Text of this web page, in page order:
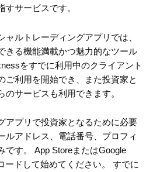
サービスです。
ルトレーディングアプリでは、
きる機能満載かつ魅力的なツール
をすでに利用中のクライアント
ご利用を開始でき、また投資家と
サービスも利用できます。
アプリで投資家となるために必要
ルアドレス、電話番号、プロフィ
です。 App StoreまたはGoogle
ードして始めてください。 すでに